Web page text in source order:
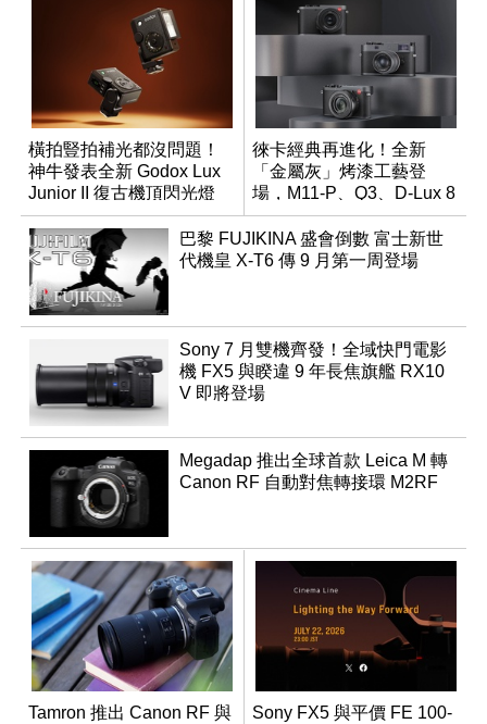
橫拍豎拍補光都沒問題！
神牛發表全新 Godox Lux
Junior II 復古機頂閃光燈
徠卡經典再進化！全新
「金屬灰」烤漆工藝登
場，M11-P、Q3、D-Lux 8
領銜換裝
巴黎 FUJIKINA 盛會倒數 富士新世
代機皇 X-T6 傳 9 月第一周登場
Sony 7 月雙機齊發！全域快門電影
機 FX5 與睽違 9 年長焦旗艦 RX10
V 即將登場
Megadap 推出全球首款 Leica M 轉
Canon RF 自動對焦轉接環 M2RF
Tamron 推出 Canon RF 與
Sony FX5 與平價 FE 100-